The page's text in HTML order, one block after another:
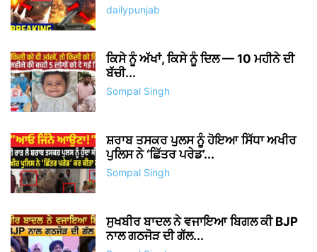
dailypunjab
ਕਿਸੇ ਨੂੰ ਅੱਖਾਂ, ਕਿਸੇ ਨੂੰ ਦਿਲ — 10 ਮਹੀਨੇ ਦੀ
ਬੱਚੀ...
Sompal Singh
ਸ਼ਰਾਬ ਤਸਕਰ ਪੁਲਸ ਨੂੰ ਹੋਇਆ ਸਿੱਧਾ ਅਖੀਰ
ਪੁਲਿਸ ਨੇ ‘ਛਿੱਤਰ ਪਰੇਡ’...
Sompal Singh
ਸੁਖਬੀਰ ਬਾਦਲ ਨੇ ਵਜਾਇਆ ਬਿਗਲ ਕੀ BJP
ਨਾਲ ਗਠਜੋੜ ਦੀ ਗੱਲ...